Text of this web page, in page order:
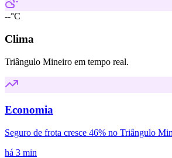
--°C
Clima
Triângulo Mineiro em tempo real.
Economia
Seguro de frota cresce 46% no Triângulo
há 3 min